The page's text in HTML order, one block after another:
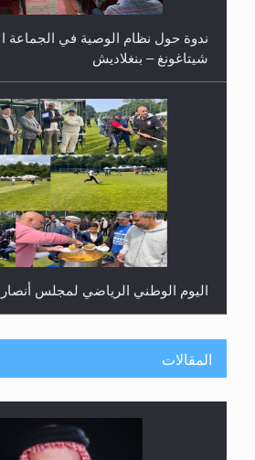
ندوة حول نظام الوصية في الجماعة
شيتاغونغ – بنغلاديش
اليوم الوطني الرياضي لمجلس أنصار
المقالات